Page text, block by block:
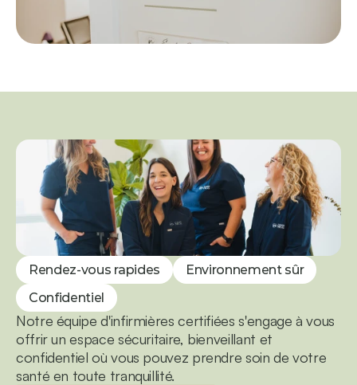
Rendez-vous rapides
Environnement sûr
Confidentiel
Notre équipe d'infirmières certifiées s'engage à vous
offrir un espace sécuritaire, bienveillant et
confidentiel où vous pouvez prendre soin de votre
santé en toute tranquillité.